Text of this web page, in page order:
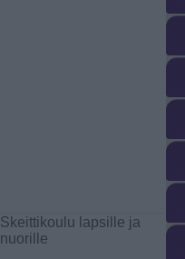
Skeittikoulu lapsille ja
nuorille